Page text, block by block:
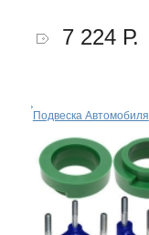
7 224 Р.
Подвеска Автомобиля